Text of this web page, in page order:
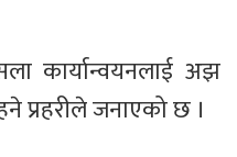
कार्यान्वयनलाई अझ
प्रहरीले जनाएको छ ।